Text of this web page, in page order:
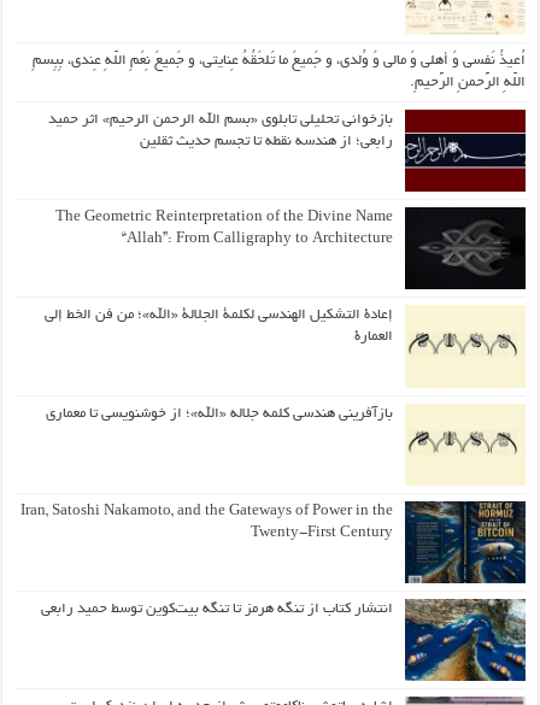
اُعیذُ نَفسی وَ أهلی وَ مالی وَ وُلدی، و جَمیعَ ما تَلحَقُهُ عِنایتی، و جَمیعَ نِعَمِ اللّهِ عِندی، بِبِسمِ
اللّهِ الرَّحمنِ الرَّحیمِ.
بازخوانی تحلیلی تابلوی «بسم الله الرحمن الرحیم» اثر حمید
رابعی؛ از هندسه نقطه تا تجسم حدیث ثقلین
The Geometric Reinterpretation of the Divine Name
“Allah”: From Calligraphy to Architecture
إعادة التشكيل الهندسي لكلمة الجلالة «الله»؛ من فن الخط إلى
العمارة
بازآفرینی هندسی کلمه جلاله «الله»؛ از خوشنویسی تا معماری
Iran, Satoshi Nakamoto, and the Gateways of Power in the
Twenty-First Century
انتشار کتاب از تنگه هرمز تا تنگه بیت‌کوین توسط حمید رابعی